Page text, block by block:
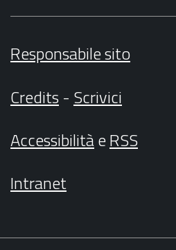
Responsabile sito
Credits- Scrivici
AccessibilitàeRSS
Intranet